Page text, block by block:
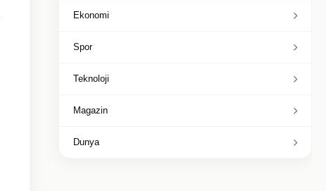
Ekonomi
Spor
Teknoloji
Magazin
Dunya